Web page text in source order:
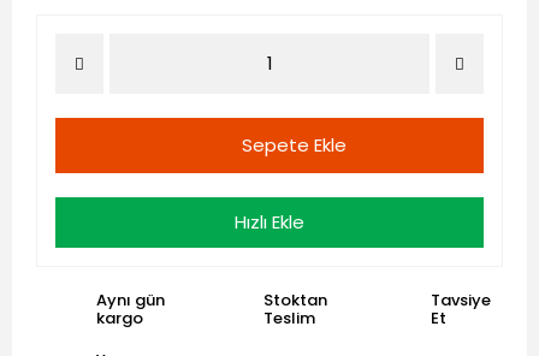
Sepete Ekle
Hızlı Ekle
Aynı gün
kargo
Stoktan
Teslim
Tavsiye
Et